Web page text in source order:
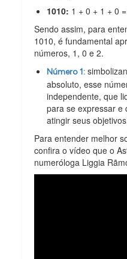
1010: 1 + 0 + 1 + 0
Sendo assim, para
1010, é fundamental
números, 1, 0 e 2.
Número 1:
absoluto, esse
independente, que
para se expressar e
atingir seus
Para entender melhor
confira o vídeo que o
numeróloga Liggia